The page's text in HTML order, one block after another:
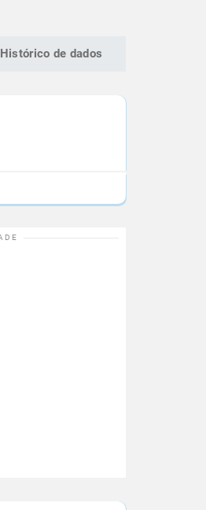
Histórico de dados